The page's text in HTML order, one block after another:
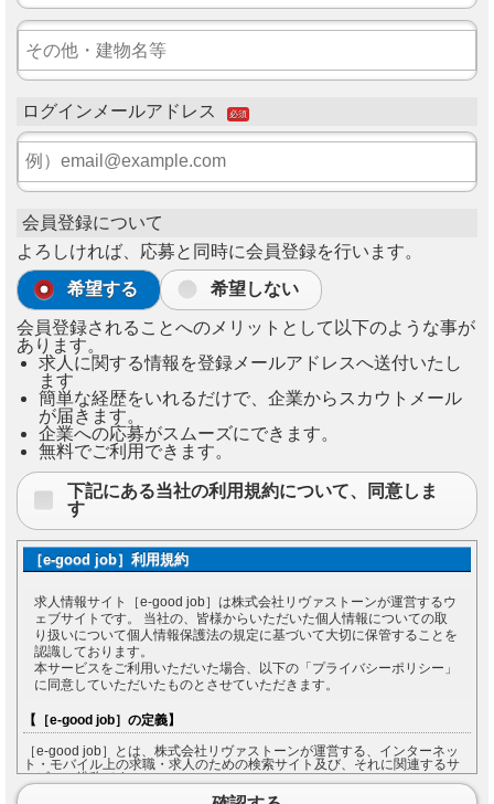
ログインメールアドレス 必須
会員登録について
よろしければ、応募と同時に会員登録を行います。
希望する 希望しない
会員登録されることへのメリットとして以下のような事が
あります。
求人に関する情報を登録メールアドレスへ送付いたし
ます
簡単な経歴をいれるだけで、企業からスカウトメール
が届きます。
企業への応募がスムーズにできます。
無料でご利用できます。
下記にある当社の利用規約について、同意しま
す
［e-good job］利用規約
求人情報サイト［e-good job］は株式会社リヴァストーンが運営するウ
ェブサイトです。 当社の、皆様からいただいた個人情報についての取
り扱いについて個人情報保護法の規定に基づいて大切に保管することを
認識しております。
本サービスをご利用いただいた場合、以下の「プライバシーポリシー」
に同意していただいたものとさせていただきます。
【［e-good job］の定義】
［e-good job］とは、株式会社リヴァストーンが運営する、インターネッ
ト・モバイル上の求職・求人のための検索サイト及び、それに関連するサ
ービスの総称です。
［e-good job］をご利用になる方は［e-good job］において入力した情報の